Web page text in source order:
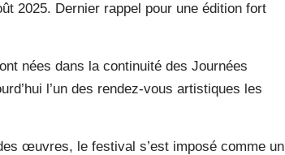
2025. Dernier rappel pour une édition fort
nées dans la continuité des Journées
l’un des rendez-vous artistiques les
œuvres, le festival s’est imposé comme un